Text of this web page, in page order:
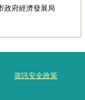
政府經濟發展局
資訊安全政策